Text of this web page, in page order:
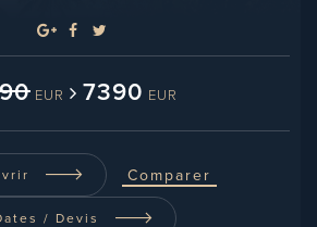
EUR 7390 EUR
Comparer
/ Devis